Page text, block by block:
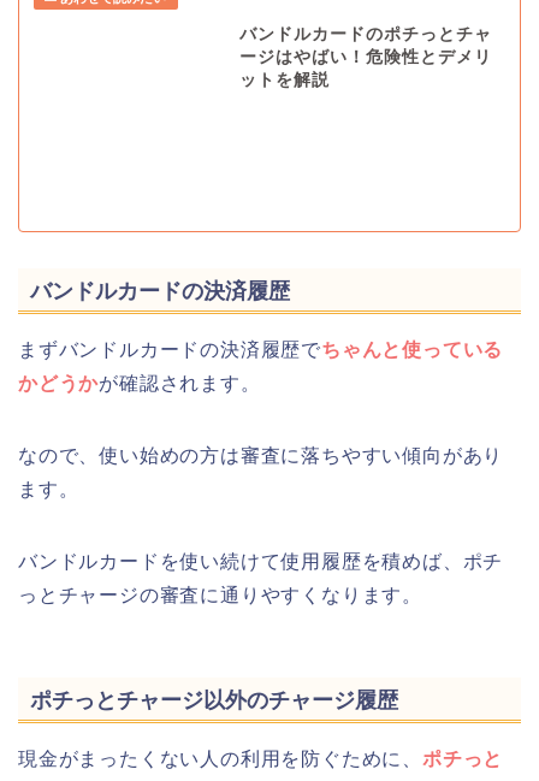
バンドルカードのポチっとチャ
ージはやばい！危険性とデメリ
ットを解説
バンドルカードの決済履歴
まずバンドルカードの決済履歴でちゃんと使っている
かどうかが確認されます。
なので、使い始めの方は審査に落ちやすい傾向があり
ます。
バンドルカードを使い続けて使用履歴を積めば、ポチ
っとチャージの審査に通りやすくなります。
ポチっとチャージ以外のチャージ履歴
現金がまったくない人の利用を防ぐために、 ポチっと